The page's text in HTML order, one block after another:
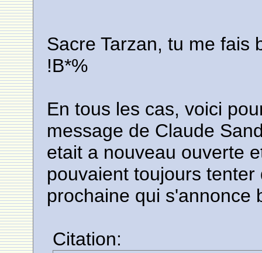
Sacre Tarzan, tu me fais
!B*%
En tous les cas, voici
message de Claude
etait a nouveau ouverte
pouvaient toujours
prochaine qui s'annonce
Citation: